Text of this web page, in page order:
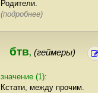
Родители.
(подробнее)
бтв, (геймеры)
значение (1):
Кстати, между прочим.